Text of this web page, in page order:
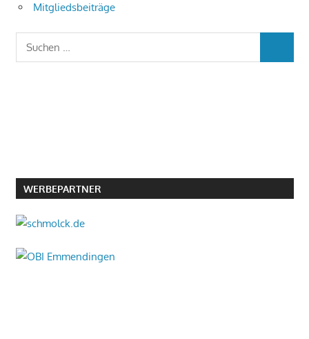
Mitgliedsbeiträge
Suchen
nach:
WERBEPARTNER